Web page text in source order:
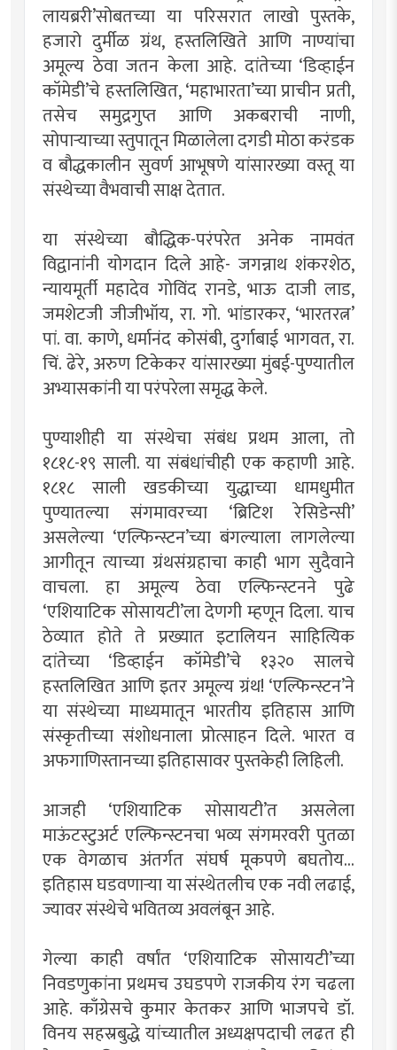
लायब्ररी’सोबतच्या या परिसरात लाखो पुस्तके,
हजारो दुर्मीळ ग्रंथ, हस्तलिखिते आणि नाण्यांचा
अमूल्य ठेवा जतन केला आहे. दांतेच्या ‘डिव्हाईन
कॉमेडी’चे हस्तलिखित, ‘महाभारता’च्या प्राचीन प्रती,
तसेच समुद्रगुप्त आणि अकबराची नाणी,
सोपार्‍याच्या स्तुपातून मिळालेला दगडी मोठा करंडक
व बौद्धकालीन सुवर्ण आभूषणे यांसारख्या वस्तू या
संस्थेच्या वैभवाची साक्ष देतात.
या संस्थेच्या बौद्धिक-परंपरेत अनेक नामवंत
विद्वानांनी योगदान दिले आहे- जगन्नाथ शंकरशेठ,
न्यायमूर्ती महादेव गोविंद रानडे, भाऊ दाजी लाड,
जमशेटजी जीजीभॉय, रा. गो. भांडारकर, ‘भारतरत्न’
पां. वा. काणे, धर्मानंद कोसंबी, दुर्गाबाई भागवत, रा.
चिं. ढेरे, अरुण टिकेकर यांसारख्या मुंबई-पुण्यातील
अभ्यासकांनी या परंपरेला समृद्ध केले.
पुण्याशीही या संस्थेचा संबंध प्रथम आला, तो
१८१८-१९ साली. या संबंधांचीही एक कहाणी आहे.
१८१८ साली खडकीच्या युद्धाच्या धामधुमीत
पुण्यातल्या संगमावरच्या ‘ब्रिटिश रेसिडेन्सी’
असलेल्या ‘एल्फिन्स्टन’च्या बंगल्याला लागलेल्या
आगीतून त्याच्या ग्रंथसंग्रहाचा काही भाग सुदैवाने
वाचला. हा अमूल्य ठेवा एल्फिन्स्टनने पुढे
‘एशियाटिक सोसायटी’ला देणगी म्हणून दिला. याच
ठेव्यात होते ते प्रख्यात इटालियन साहित्यिक
दांतेच्या ‘डिव्हाईन कॉमेडी’चे १३२० सालचे
हस्तलिखित आणि इतर अमूल्य ग्रंथ! ‘एल्फिन्स्टन’ने
या संस्थेच्या माध्यमातून भारतीय इतिहास आणि
संस्कृतीच्या संशोधनाला प्रोत्साहन दिले. भारत व
अफगाणिस्तानच्या इतिहासावर पुस्तकेही लिहिली.
आजही ‘एशियाटिक सोसायटी’त असलेला
माऊंटस्टुअर्ट एल्फिन्स्टनचा भव्य संगमरवरी पुतळा
एक वेगळाच अंतर्गत संघर्ष मूकपणे बघतोय...
इतिहास घडवणार्‍या या संस्थेतलीच एक नवी लढाई,
ज्यावर संस्थेचे भवितव्य अवलंबून आहे.
गेल्या काही वर्षांत ‘एशियाटिक सोसायटी’च्या
निवडणुकांना प्रथमच उघडपणे राजकीय रंग चढला
आहे. काँग्रेसचे कुमार केतकर आणि भाजपचे डॉ.
विनय सहस्रबुद्धे यांच्यातील अध्यक्षपदाची लढत ही